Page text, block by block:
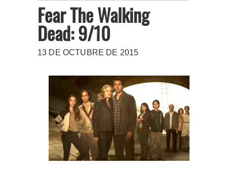
Fear The Walking
Dead: 9/10
13 DE OCTUBRE DE 2015